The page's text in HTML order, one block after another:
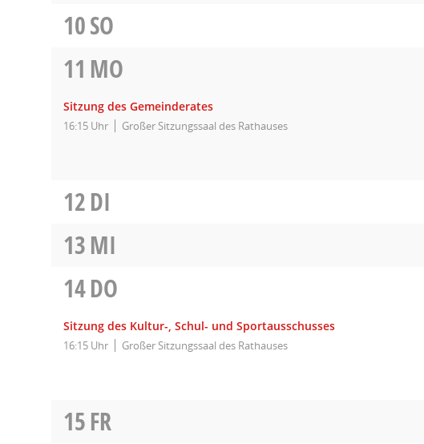
10SO
11 MO
Sitzung des Gemeinderates
16:15 Uhr Großer Sitzungssaal des Rathauses
12DI
13MI
14DO
Sitzung des Kultur-, Schul- und Sportausschusses
16:15 Uhr Großer Sitzungssaal des Rathauses
15FR